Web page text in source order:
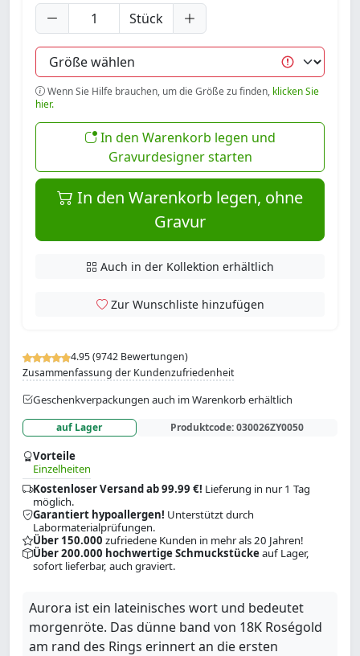
4.95 (9742 Bewertungen)
Zusammenfassung der Kundenzufriedenheit
Geschenkverpackungen auch im Warenkorb erhältlich
auf Lager Produktcode:030026ZY0050
Vorteile
Einzelheiten
Kostenloser Versand ab 99.99 €! Lieferung in nur 1 Tag
möglich.
Garantiert hypoallergen! Unterstützt durch
Labormaterialprüfungen.
Über 150.000 zufriedene Kunden in mehr als 20 Jahren!
Über 200.000 hochwertige Schmuckstückeauf Lager,
sofort lieferbar, auch graviert.
Stück
Wenn Sie Hilfe brauchen, um die Größe zu finden, klicken Sie
hier.
In den Warenkorb legen und
Gravurdesigner starten
In den Warenkorb legen, ohne
Gravur
Auch in der Kollektion erhältlich
Zur Wunschliste hinzufügen
Aurora ist ein lateinisches wort und bedeutet
morgenröte. Das dünne band von 18K Roségold
am rand des Rings erinnert an die ersten